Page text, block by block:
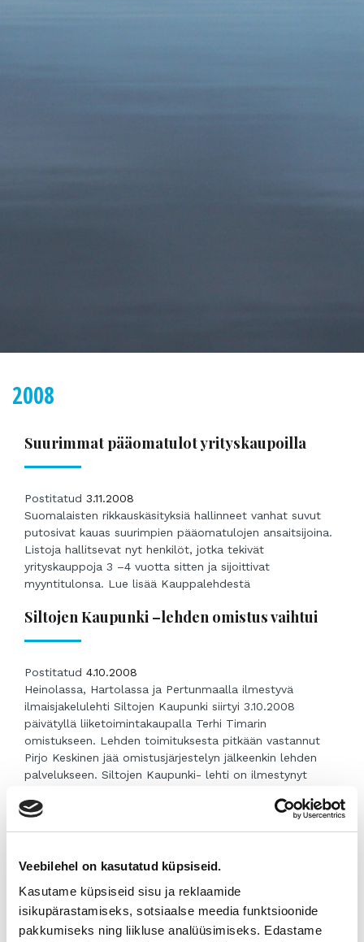
Veebilehel on kasutatud küpsiseid.
Kasutame küpsiseid sisu ja reklaamide
isikupärastamiseks, sotsiaalse meedia funktsioonide
pakkumiseks ning liikluse analüüsimiseks. Edastame
2008
Suurimmat pääomatulot yrityskaupoilla
Postitatud 3.11.2008
Suomalaisten rikkauskäsityksiä hallinneet vanhat suvut
putosivat kauas suurimpien pääomatulojen ansaitsijoina.
Listoja hallitsevat nyt henkilöt, jotka tekivät
yrityskauppoja 3 –4 vuotta sitten ja sijoittivat
myyntitulonsa. Lue lisää Kauppalehdestä
Siltojen Kaupunki –lehden omistus vaihtui
Postitatud 4.10.2008
Heinolassa, Hartolassa ja Pertunmaalla ilmestyvä
ilmaisjakelulehti Siltojen Kaupunki siirtyi 3.10.2008
päivätyllä liiketoimintakaupalla Terhi Timarin
omistukseen. Lehden toimituksesta pitkään vastannut
Pirjo Keskinen jää omistusjärjestelyn jälkeenkin lehden
palvelukseen. Siltojen Kaupunki- lehti on ilmestynyt
kuussa ilmestyvän lehden joka toinen numero jaetaan
alueeltaan laajempilevikkisiä suuria ilmaisjakelulehtiä
vastaan. Liiketoimintakaupan jälkeen...
Suomen Yrityskaupat esillä Lahden
Yritystreffeillä